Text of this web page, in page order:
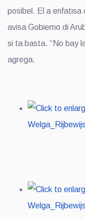
posibel. El a enfatisa
avisa Gobierno di
si ta basta. “No bay
agrega.